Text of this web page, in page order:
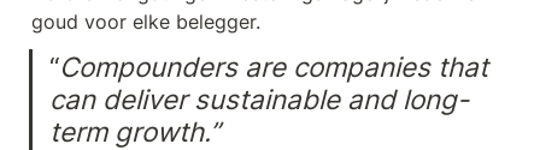
goud voor elke belegger.
“Compounders are companies that
can deliver sustainable and long-
term growth.”